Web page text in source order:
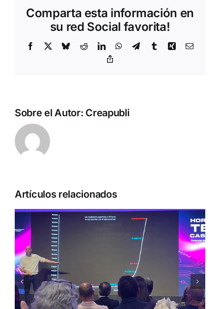
Comparta esta información en
su red Social favorita!
Facebook BlueskyRedditLinkedInWhatsApp
TelegramTumblrXing Correo
Sobre el Autor: Creapubli
Artículos relacionados